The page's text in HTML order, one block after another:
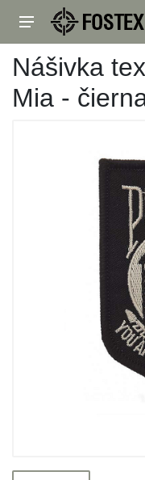
Nášivka
Mia -